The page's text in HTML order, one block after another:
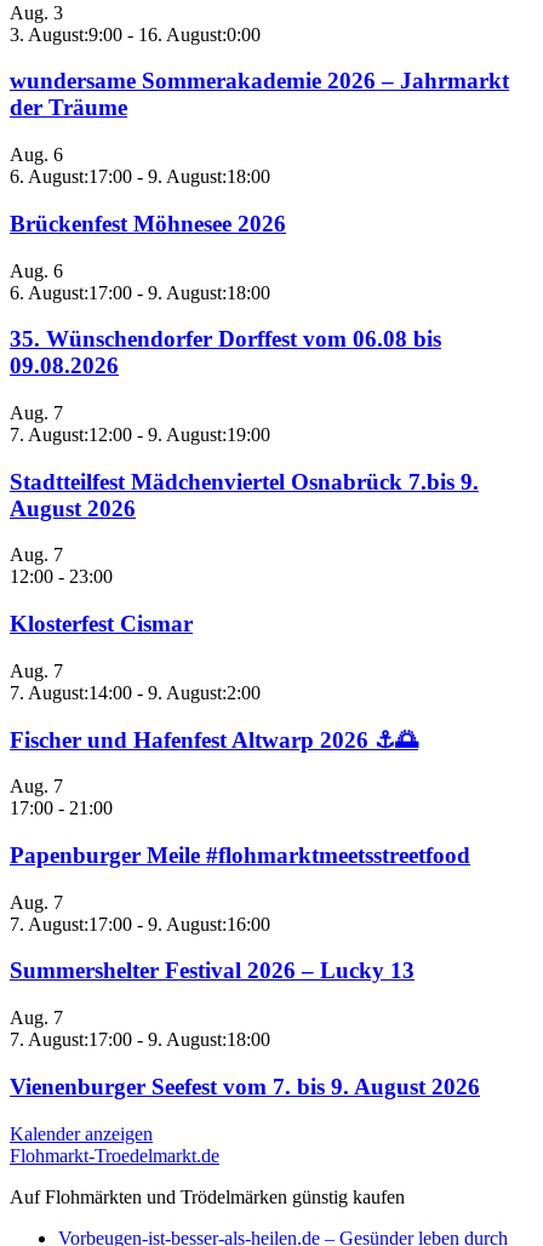
Aug. 3
3. August:9:00 - 16. August:0:00
wundersame Sommerakademie 2026 – Jahrmarkt
der Träume
Aug. 6
6. August:17:00 - 9. August:18:00
Brückenfest Möhnesee 2026
Aug. 6
6. August:17:00 - 9. August:18:00
35. Wünschendorfer Dorffest vom 06.08 bis
09.08.2026
Aug. 7
7. August:12:00 - 9. August:19:00
Stadtteilfest Mädchenviertel Osnabrück 7.bis 9.
August 2026
Aug. 7
12:00 - 23:00
Klosterfest Cismar
Aug. 7
7. August:14:00 - 9. August:2:00
Fischer und Hafenfest Altwarp 2026 ⚓🌅
Aug. 7
17:00 - 21:00
Papenburger Meile #flohmarktmeetsstreetfood
Aug. 7
7. August:17:00 - 9. August:16:00
Summershelter Festival 2026 – Lucky 13
Aug. 7
7. August:17:00 - 9. August:18:00
Vienenburger Seefest vom 7. bis 9. August 2026
Kalender anzeigen
Flohmarkt-Troedelmarkt.de
Auf Flohmärkten und Trödelmärken günstig kaufen
Vorbeugen-ist-besser-als-heilen.de – Gesünder leben durch